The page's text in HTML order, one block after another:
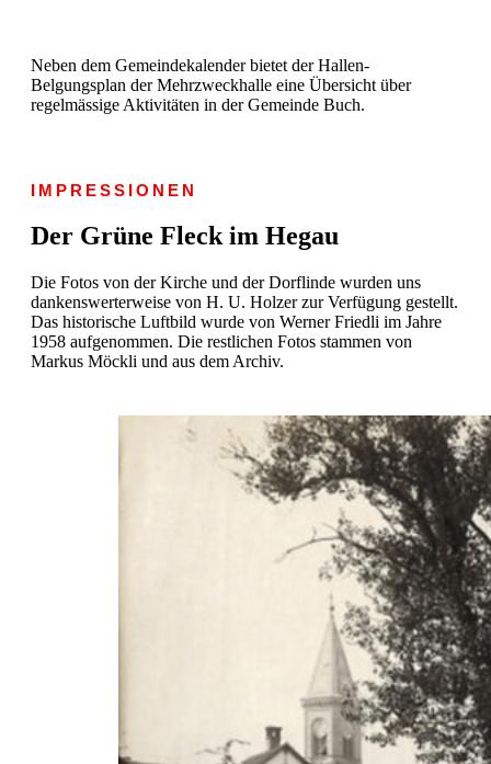
Neben dem Gemeindekalender bietet der Hallen-
Belgungsplan der Mehrzweckhalle eine Übersicht über
regelmässige Aktivitäten in der Gemeinde Buch.
IMPRESSIONEN
Der Grüne Fleck im Hegau
Die Fotos von der Kirche und der Dorflinde wurden uns
dankenswerterweise von H. U. Holzer zur Verfügung gestellt.
Das historische Luftbild wurde von Werner Friedli im Jahre
1958 aufgenommen. Die restlichen Fotos stammen von
Markus Möckli und aus dem Archiv.